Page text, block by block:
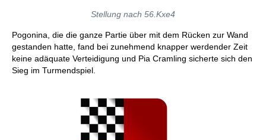
Stellung nach 56.Kxe4
Pogonina, die die ganze Partie über mit dem Rücken zur Wand
gestanden hatte, fand bei zunehmend knapper werdender Zeit
keine adäquate Verteidigung und Pia Cramling sicherte sich den
Sieg im Turmendspiel.